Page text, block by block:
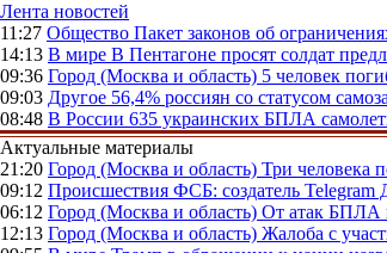
Лента новостей
11:27 Общество Пакет законов об
14:13 В мире В Пентагоне просят солдат
09:36 Город (Москва и область) 5 человек
09:03 Другое 56,4% россиян со статусом
08:48 В России 635 украинских БПЛА
Актуальные материалы
21:20 Город (Москва и область) Три человека
09:12 Происшествия ФСБ: создатель Telegram
06:12 Город (Москва и область) От атак БПЛА
12:13 Город (Москва и область) Жалоба с